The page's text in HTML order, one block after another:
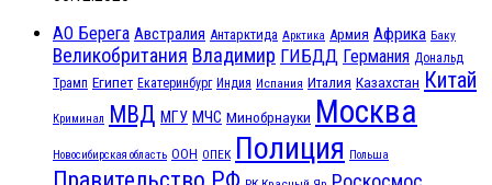
АО Берега Австралия Антарктида Арктика Армия Африка Баку
Великобритания Владимир ГИБДД Германия Дональд
Трамп Египет Екатеринбург Индия Испания Италия Казахстан Китай
Криминал МВД МГУ МЧС Минобрнауки Москва
Новосибирская область ООН ОПЕК Полиция Польша